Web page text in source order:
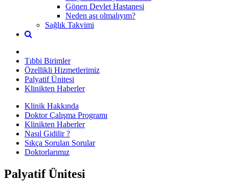
Gönen Devlet Hastanesi
Neden aşı olmalıyım?
Sağlık Takvimi
Tıbbi Birimler
Özellikli Hizmetlerimiz
Palyatif Ünitesi
Klinikten Haberler
Klinik Hakkında
Doktor Çalışma Programı
Klinikten Haberler
Nasıl Gidilir ?
Sıkça Sorulan Sorular
Doktorlarımız
Palyatif Ünitesi